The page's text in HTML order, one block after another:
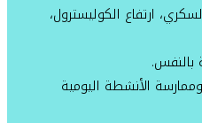
ارتفاع الكوليسترول،
بالنفس.
الأنشطة اليومية